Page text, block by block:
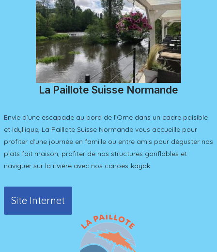
La Paillote Suisse Normande
Envie d’une escapade au bord de l’Orne dans un cadre paisible
et idyllique, La Paillote Suisse Normande vous accueille pour
profiter d’une journée en famille ou entre amis pour déguster nos
plats fait maison, profiter de nos structures gonflables et
naviguer sur la rivière avec nos canoës-kayak.
Site Internet